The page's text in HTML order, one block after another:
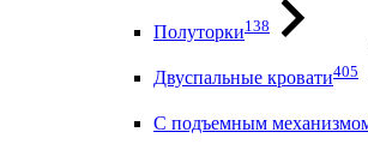
Полуторки138
Двуспальные кровати405
С подъемным